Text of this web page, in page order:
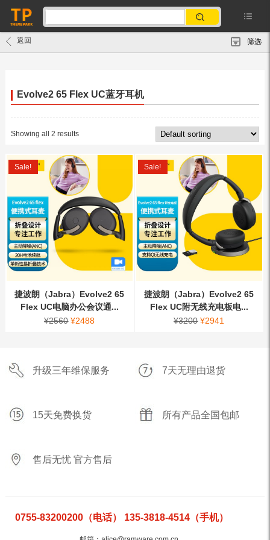
返回 筛选
Evolve2 65 Flex UC蓝牙耳机
Showing all 2 results
Sale!
捷波朗（Jabra）Evolve2 65
Flex UC电脑办公会议通...
¥2560 ¥2488
Sale!
捷波朗（Jabra）Evolve2 65
Flex UC附无线充电板电...
¥3200 ¥2941
升级三年维保服务 7天无理由退货
15天免费换货 所有产品全国包邮
售后无忧 官方售后
0755-83200200（电话） 135-3818-4514（手机）